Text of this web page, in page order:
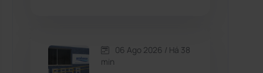
Caturama
06 Ago 2026 / Há 38
min